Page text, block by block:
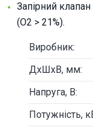
Запірний
(O2 > 21%).
Виробник:
ДxШхВ, мм:
Напруга, В:
Потужність,